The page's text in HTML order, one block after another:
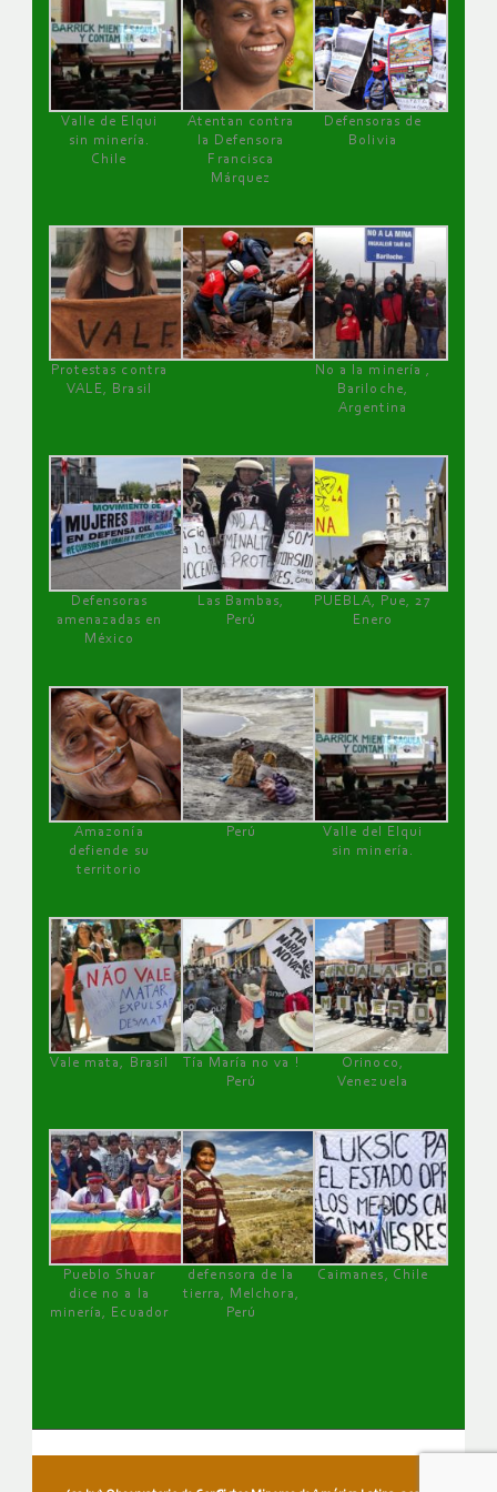
Valle de Elqui
sin minería.
Chile
Atentan contra
la Defensora
Francisca
Márquez
Defensoras de
Bolivia
Protestas contra
VALE, Brasil
No a la minería ,
Bariloche,
Argentina
Defensoras
amenazadas en
México
Las Bambas,
Perú
PUEBLA, Pue, 27
Enero
Amazonía
defiende su
territorio
Perú
Valle del Elqui
sin minería.
Vale mata, Brasil
Tía María no va !
Perú
Orinoco,
Venezuela
Pueblo Shuar
dice no a la
minería, Ecuador
defensora de la
tierra, Melchora,
Perú
Caimanes, Chile